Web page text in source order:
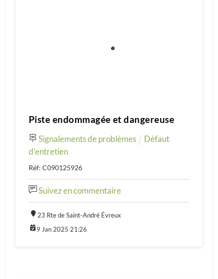
Piste endommagée et dangereuse
Signalements de problèmes
Défaut
d'entretien
Réf: C090125926
Suivez en commentaire
23 Rte de Saint-André Évreux
9 Jan 2025 21:26